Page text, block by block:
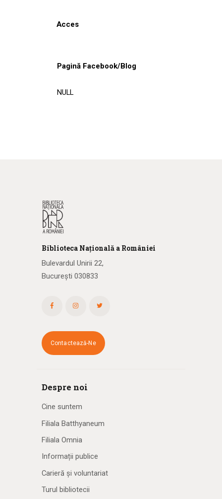
Acces
Pagină Facebook/Blog
NULL
Biblioteca Națională a României
Bulevardul Unirii 22,
București 030833
Contactează-Ne
Despre noi
Cine suntem
Filiala Batthyaneum
Filiala Omnia
Informații publice
Carieră și voluntariat
Turul bibliotecii